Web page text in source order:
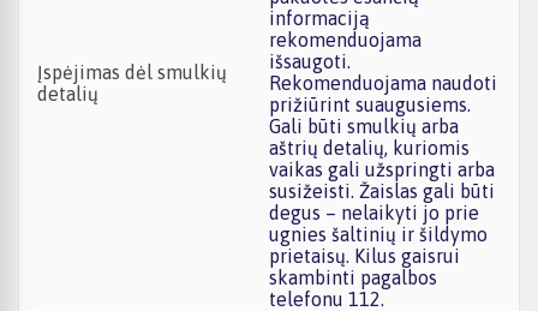
Įspėjimas dėl smulkių
detalių
informaciją
rekomenduojama
išsaugoti.
Rekomenduojama naudoti
prižiūrint suaugusiems.
Gali būti smulkių arba
aštrių detalių, kuriomis
vaikas gali užspringti arba
susižeisti. Žaislas gali būti
degus – nelaikyti jo prie
ugnies šaltinių ir šildymo
prietaisų. Kilus gaisrui
skambinti pagalbos
telefonu 112.